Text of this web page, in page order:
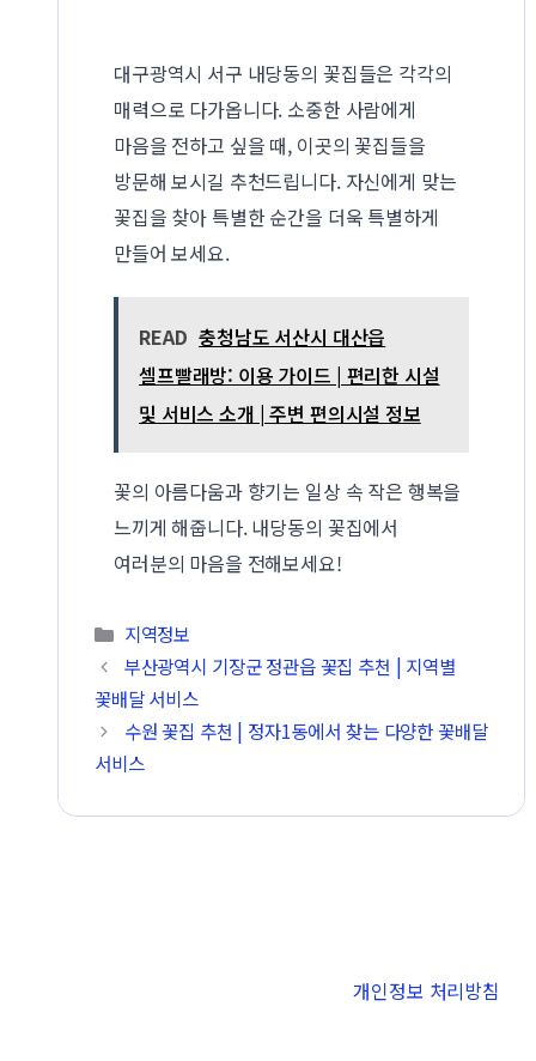
대구광역시 서구 내당동의 꽃집들은 각각의
매력으로 다가옵니다. 소중한 사람에게
마음을 전하고 싶을 때, 이곳의 꽃집들을
방문해 보시길 추천드립니다. 자신에게 맞는
꽃집을 찾아 특별한 순간을 더욱 특별하게
만들어 보세요.
READ 충청남도 서산시 대산읍
셀프빨래방: 이용 가이드 | 편리한 시설
및 서비스 소개 | 주변 편의시설 정보
꽃의 아름다움과 향기는 일상 속 작은 행복을
느끼게 해줍니다. 내당동의 꽃집에서
여러분의 마음을 전해보세요!
카테고리
지역정보
부산광역시 기장군 정관읍 꽃집 추천 | 지역별
꽃배달 서비스
수원 꽃집 추천 | 정자1동에서 찾는 다양한 꽃배달
서비스
개인정보 처리방침